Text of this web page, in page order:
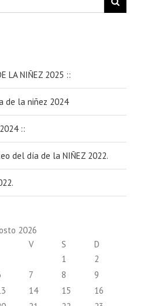
LA NIÑEZ 2025 ::
de la niñez 2024
::
del día de la NIÑEZ 2022.
2026
V S D
1
2
7 8
9
14 15
16